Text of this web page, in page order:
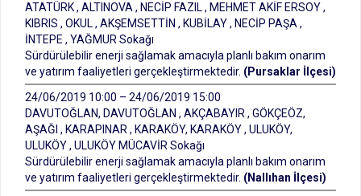
ATATÜRK , ALTINOVA , NECİP FAZIL , MEHMET AKİF ERSOY ,
KIBRIS , OKUL , AKŞEMSETTİN , KUBİLAY , NECİP PAŞA ,
İNTEPE , YAĞMUR Sokağı
Sürdürülebilir enerji sağlamak amacıyla planlı bakım onarım
ve yatırım faaliyetleri gerçekleştirmektedir. (Pursaklar İlçesi)
24/06/2019 10:00 – 24/06/2019 15:00
DAVUTOĞLAN, DAVUTOĞLAN , AKÇABAYIR , GÖKÇEÖZ,
AŞAĞI , KARAPINAR , KARAKÖY, KARAKÖY , ULUKÖY,
ULUKÖY , ULUKÖY MÜCAVİR Sokağı
Sürdürülebilir enerji sağlamak amacıyla planlı bakım onarım
ve yatırım faaliyetleri gerçekleştirmektedir. (Nallıhan İlçesi)